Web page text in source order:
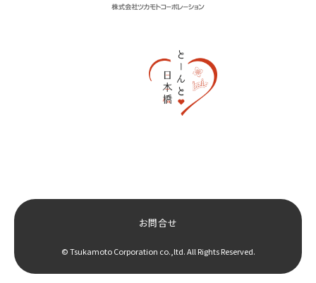
お問合せ
© Tsukamoto Corporation co.,ltd. All Rights Reserved.